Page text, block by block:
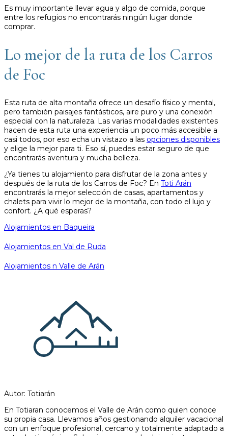
Es muy importante llevar agua y algo de comida, porque
entre los refugios no encontrarás ningún lugar donde
comprar.
Lo mejor de la ruta de los Carros
de Foc
Esta ruta de alta montaña ofrece un desafío físico y mental,
pero también paisajes fantásticos, aire puro y una conexión
especial con la naturaleza. Las varias modalidades existentes
hacen de esta ruta una experiencia un poco más accesible a
casi todos, por eso echa un vistazo a las opciones disponibles
y elige la mejor para ti. Eso sí, puedes estar seguro de que
encontrarás aventura y mucha belleza.
¿Ya tienes tu alojamiento para disfrutar de la zona antes y
después de la ruta de los Carros de Foc? En Toti Arán
encontrarás la mejor selección de casas, apartamentos y
chalets para vivir lo mejor de la montaña, con todo el lujo y
confort. ¿A qué esperas?
Alojamientos en Baqueira
Alojamientos en Val de Ruda
Alojamientos n Valle de Arán
Autor: Totiarán
En Totiaran conocemos el Valle de Arán como quien conoce
su propia casa. Llevamos años gestionando alquiler vacacional
con un enfoque profesional, cercano y totalmente adaptado a